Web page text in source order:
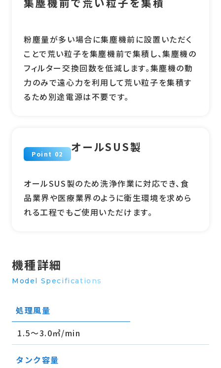
粉塵量が多い場合に集塵機前に設置いただく
ことで荒い粒子を集塵機前で集積し、集塵機の
フィルター交換回数を低減します。集塵機の動
力のみで遠心力を利用して荒い粒子を集積す
るため別途電源は不要です。
Point 02 オールSUS製
オールSUS製のため洗浄作業に対応でき、食
品業界や医療業界のように衛生環境を求めら
れる工程でもご使用いただけます。
機種詳細
Model Specifications
処理風量
1.5～3.0㎥/min
タンク容量